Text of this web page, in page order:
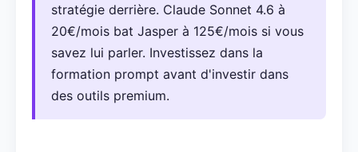
stratégie derrière. Claude Sonnet 4.6 à
20€/mois bat Jasper à 125€/mois si vous
savez lui parler. Investissez dans la
formation prompt avant d'investir dans
des outils premium.